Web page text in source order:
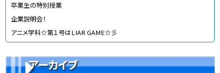
卒業生の特別授業
企業説明会！
アニメ学科☆第１号はLIAR GAME☆彡
アーカイブ